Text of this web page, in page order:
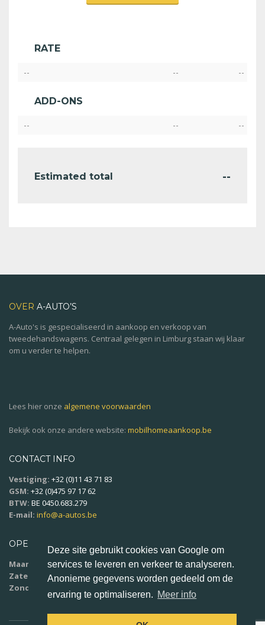
RATE
-- -- --
ADD-ONS
-- -- --
Estimated total --
OVER A-AUTO’S
A-Auto's is gespecialiseerd in aankoop en verkoop van
tweedehandswagens. Centraal gelegen in Limburg staan wij klaar
om u verder te helpen.
Lees hier onze algemene voorwaarden
Bekijk ook onze andere website: mobilhomeaankoop.be
CONTACT INFO
Vestiging: +32 (0)11 43 71 83
GSM: +32 (0)475 97 17 62
BTW: BE 0450.683.279
E-mail: info@a-autos.be
OPENINGSUREN
Maandag - vrijdag: 9u00 - 18u00
Zaterdag:10u00 - 16u00
Zondag:
Deze site gebruikt cookies van Google om
services te leveren en verkeer te analyseren.
Anonieme gegevens worden gedeeld om de
ervaring te optimaliseren. Meer info